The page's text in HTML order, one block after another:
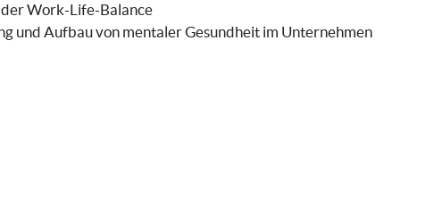
Work-Life-Balance
und Aufbau von mentaler Gesundheit im Unternehmen